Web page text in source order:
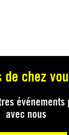
de chez
avec nous